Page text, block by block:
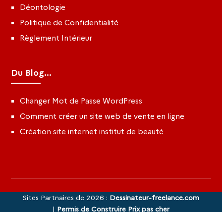
Déontologie
Politique de Confidentialité
Règlement Intérieur
Du Blog...
Changer Mot de Passe WordPress
Comment créer un site web de vente en ligne
Création site internet institut de beauté
Sites Partnaires de 2026 : Dessinateur-freelance.com
| Permis de Construire Prix pas cher